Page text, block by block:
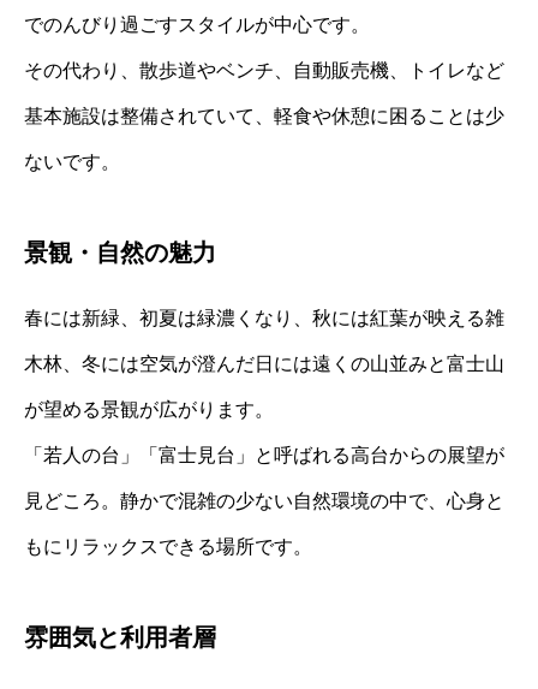
でのんびり過ごすスタイルが中心です。
その代わり、散歩道やベンチ、自動販売機、トイレなど
基本施設は整備されていて、軽食や休憩に困ることは少
ないです。
景観・自然の魅力
春には新緑、初夏は緑濃くなり、秋には紅葉が映える雑
木林、冬には空気が澄んだ日には遠くの山並みと富士山
が望める景観が広がります。
「若人の台」「富士見台」と呼ばれる高台からの展望が
見どころ。静かで混雑の少ない自然環境の中で、心身と
もにリラックスできる場所です。
雰囲気と利用者層